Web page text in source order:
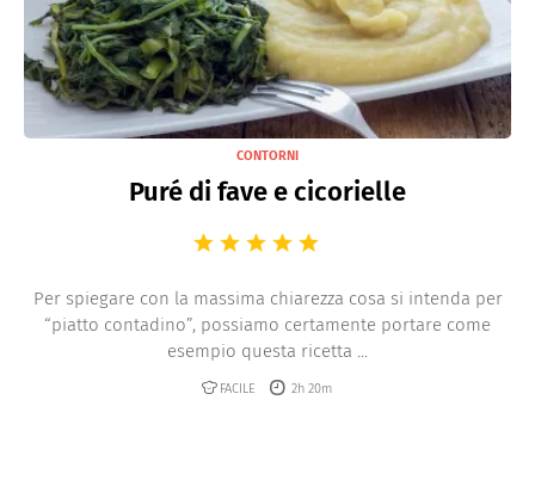
CONTORNI
Puré di fave e cicorielle
Per spiegare con la massima chiarezza cosa si intenda per
“piatto contadino”, possiamo certamente portare come
esempio questa ricetta ...
FACILE 2h 20m